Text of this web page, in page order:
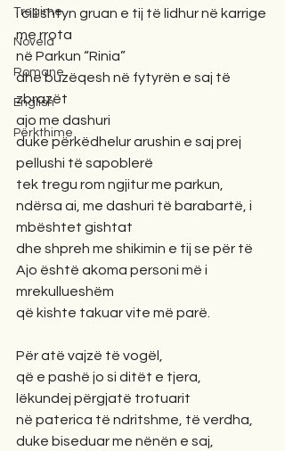
Tregime
Novela
Romane
English
Përkthime
i cili shtyn gruan e tij të lidhur në karrige
me rrota
në Parkun “Rinia”
dhe buzëqesh në fytyrën e saj të
zbrazët
ajo me dashuri
duke përkëdhelur arushin e saj prej
pellushi të sapoblerë
tek tregu rom ngjitur me parkun,
ndërsa ai, me dashuri të barabartë, i
mbështet gishtat
dhe shpreh me shikimin e tij se për të
Ajo është akoma personi më i
mrekullueshëm
që kishte takuar vite më parë.
Për atë vajzë të vogël,
që e pashë jo si ditët e tjera,
lëkundej përgjatë trotuarit
në paterica të ndritshme, të verdha,
duke biseduar me nënën e saj,